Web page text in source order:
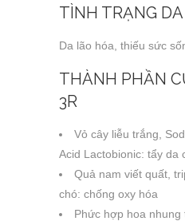
TÌNH TRẠNG
Da lão hóa, thiếu sức
THÀNH PHẦN
3R
Vỏ cây liễu trắng,
Acid Lactobionic: tẩy da
Quả nam viết quất,
chó: chống oxy hóa
Phức hợp hoa nhung